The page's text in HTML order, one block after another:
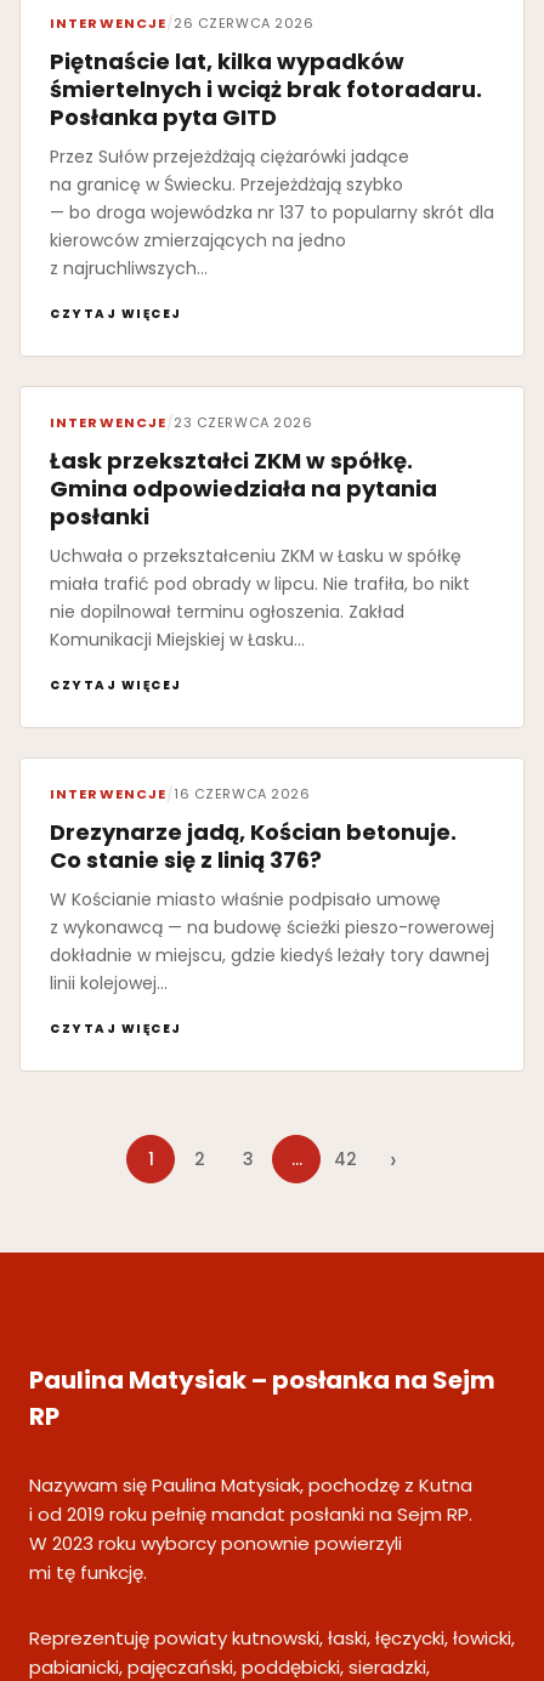
INTERWENCJE/26 CZERWCA 2026
Piętnaście lat, kilka wypadków
śmiertelnych i wciąż brak fotoradaru.
Posłanka pyta GITD
Przez Sułów przejeżdżają ciężarówki jadące
na granicę w Świecku. Przejeżdżają szybko
— bo droga wojewódzka nr 137 to popularny skrót dla
kierowców zmierzających na jedno
z najruchliwszych…
CZYTAJ WIĘCEJ
INTERWENCJE/23 CZERWCA 2026
Łask przekształci ZKM w spółkę.
Gmina odpowiedziała na pytania
posłanki
Uchwała o przekształceniu ZKM w Łasku w spółkę
miała trafić pod obrady w lipcu. Nie trafiła, bo nikt
nie dopilnował terminu ogłoszenia. Zakład
Komunikacji Miejskiej w Łasku…
CZYTAJ WIĘCEJ
INTERWENCJE/16 CZERWCA 2026
Drezynarze jadą, Kościan betonuje.
Co stanie się z linią 376?
W Kościanie miasto właśnie podpisało umowę
z wykonawcą — na budowę ścieżki pieszo-rowerowej
dokładnie w miejscu, gdzie kiedyś leżały tory dawnej
linii kolejowej…
CZYTAJ WIĘCEJ
1 2 3 … 42 ›
Paulina Matysiak – posłanka na Sejm
RP
Nazywam się Paulina Matysiak, pochodzę z Kutna
i od 2019 roku pełnię mandat posłanki na Sejm RP.
W 2023 roku wyborcy ponownie powierzyli
mi tę funkcję.
Reprezentuję powiaty kutnowski, łaski, łęczycki, łowicki,
pabianicki, pajęczański, poddębicki, sieradzki,